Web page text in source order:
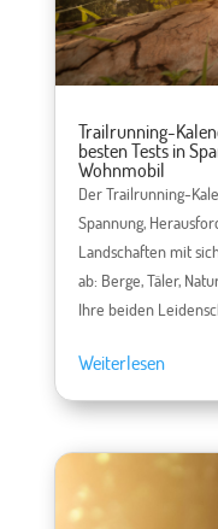
Trailrunning-
besten Tests in
Wohnmobil
Der Trailrunning-
Spannung,
Landschaften mit
ab: Berge, Täler,
Ihre beiden
Weiterlesen